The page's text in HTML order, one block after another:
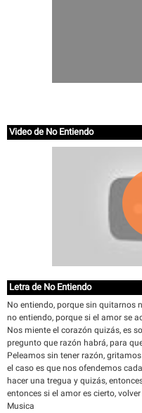
Video de No Entiendo
Letra de No Entiendo
No entiendo, porque sin quitarnos
no entiendo, porque si el amor se
Nos miente el corazón quizás, es
pregunto que razón habrá, para
Peleamos sin tener razón,
el caso es que nos ofendemos
hacer una tregua y quizás,
entonces si el amor es cierto,
Musica